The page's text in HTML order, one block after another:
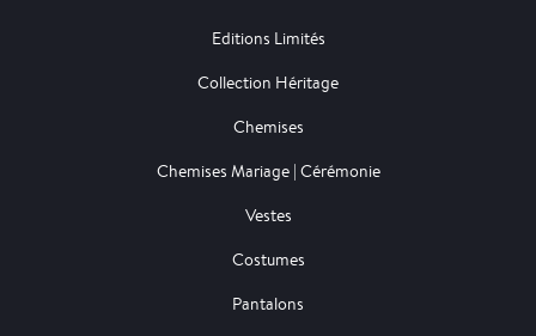
Editions Limités
Collection Héritage
Chemises
Chemises Mariage | Cérémonie
Vestes
Costumes
Pantalons